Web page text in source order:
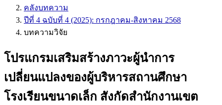
คลังบทความ
ปีที่ 4 ฉบับที่ 4 (2025): กรกฎาคม-สิงหาคม 2568
บทความวิจัย
โปรแกรมเสริมสร้างภาวะผู้นำการ
เปลี่ยนแปลงของผู้บริหารสถานศึกษา
โรงเรียนขนาดเล็ก สังกัดสำนักงานเขต